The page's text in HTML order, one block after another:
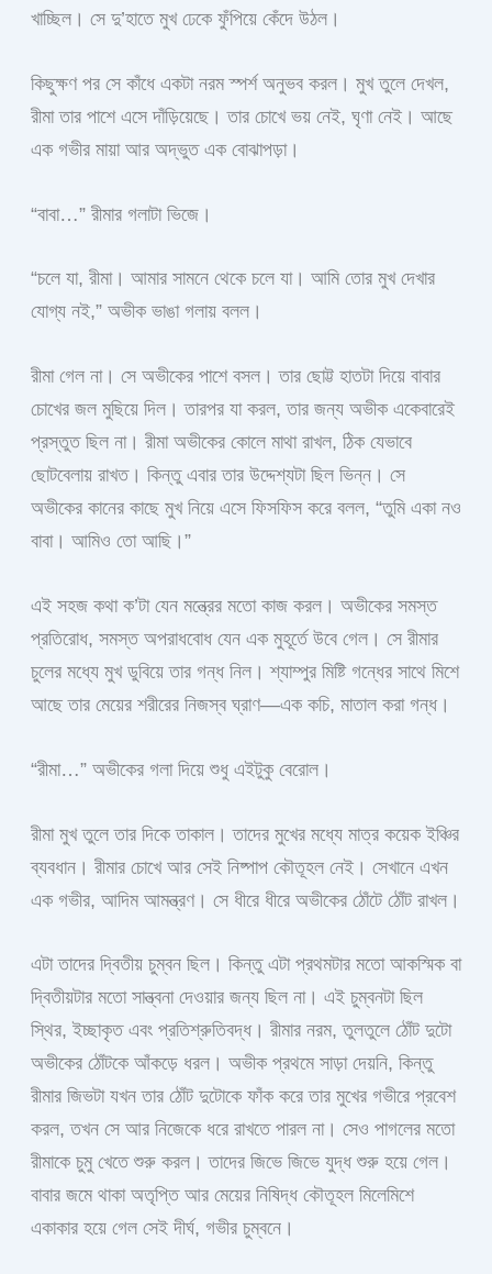
খাচ্ছিল। সে দু’হাতে মুখ ঢেকে ফুঁপিয়ে কেঁদে উঠল।
কিছুক্ষণ পর সে কাঁধে একটা নরম স্পর্শ অনুভব করল। মুখ তুলে দেখল,
রীমা তার পাশে এসে দাঁড়িয়েছে। তার চোখে ভয় নেই, ঘৃণা নেই। আছে
এক গভীর মায়া আর অদ্ভুত এক বোঝাপড়া।
“বাবা…” রীমার গলাটা ভিজে।
“চলে যা, রীমা। আমার সামনে থেকে চলে যা। আমি তোর মুখ দেখার
যোগ্য নই,” অভীক ভাঙা গলায় বলল।
রীমা গেল না। সে অভীকের পাশে বসল। তার ছোট্ট হাতটা দিয়ে বাবার
চোখের জল মুছিয়ে দিল। তারপর যা করল, তার জন্য অভীক একেবারেই
প্রস্তুত ছিল না। রীমা অভীকের কোলে মাথা রাখল, ঠিক যেভাবে
ছোটবেলায় রাখত। কিন্তু এবার তার উদ্দেশ্যটা ছিল ভিন্ন। সে
অভীকের কানের কাছে মুখ নিয়ে এসে ফিসফিস করে বলল, “তুমি একা নও
বাবা। আমিও তো আছি।”
এই সহজ কথা ক’টা যেন মন্ত্রের মতো কাজ করল। অভীকের সমস্ত
প্রতিরোধ, সমস্ত অপরাধবোধ যেন এক মুহূর্তে উবে গেল। সে রীমার
চুলের মধ্যে মুখ ডুবিয়ে তার গন্ধ নিল। শ্যাম্পুর মিষ্টি গন্ধের সাথে মিশে
আছে তার মেয়ের শরীরের নিজস্ব ঘ্রাণ—এক কচি, মাতাল করা গন্ধ।
“রীমা…” অভীকের গলা দিয়ে শুধু এইটুকু বেরোল।
রীমা মুখ তুলে তার দিকে তাকাল। তাদের মুখের মধ্যে মাত্র কয়েক ইঞ্চির
ব্যবধান। রীমার চোখে আর সেই নিষ্পাপ কৌতূহল নেই। সেখানে এখন
এক গভীর, আদিম আমন্ত্রণ। সে ধীরে ধীরে অভীকের ঠোঁটে ঠোঁট রাখল।
এটা তাদের দ্বিতীয় চুম্বন ছিল। কিন্তু এটা প্রথমটার মতো আকস্মিক বা
দ্বিতীয়টার মতো সান্ত্বনা দেওয়ার জন্য ছিল না। এই চুম্বনটা ছিল
স্থির, ইচ্ছাকৃত এবং প্রতিশ্রুতিবদ্ধ। রীমার নরম, তুলতুলে ঠোঁট দুটো
অভীকের ঠোঁটকে আঁকড়ে ধরল। অভীক প্রথমে সাড়া দেয়নি, কিন্তু
রীমার জিভটা যখন তার ঠোঁট দুটোকে ফাঁক করে তার মুখের গভীরে প্রবেশ
করল, তখন সে আর নিজেকে ধরে রাখতে পারল না। সেও পাগলের মতো
রীমাকে চুমু খেতে শুরু করল। তাদের জিভে জিভে যুদ্ধ শুরু হয়ে গেল।
বাবার জমে থাকা অতৃপ্তি আর মেয়ের নিষিদ্ধ কৌতূহল মিলেমিশে
একাকার হয়ে গেল সেই দীর্ঘ, গভীর চুম্বনে।